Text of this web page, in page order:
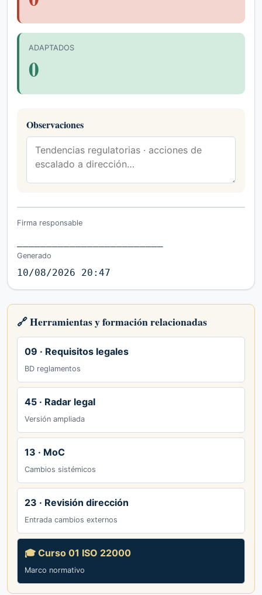
ADAPTADOS
0
Observaciones
Firma responsable
Generado
10/08/2026 20:47
🔗 Herramientas y formación relacionadas
09 · Requisitos legales
BD reglamentos
45 · Radar legal
Versión ampliada
13 · MoC
Cambios sistémicos
23 · Revisión dirección
Entrada cambios externos
🎓 Curso 01 ISO 22000
Marco normativo